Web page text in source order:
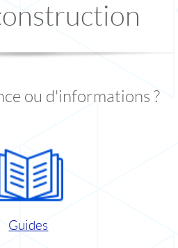
ou d'informations ?
Guides